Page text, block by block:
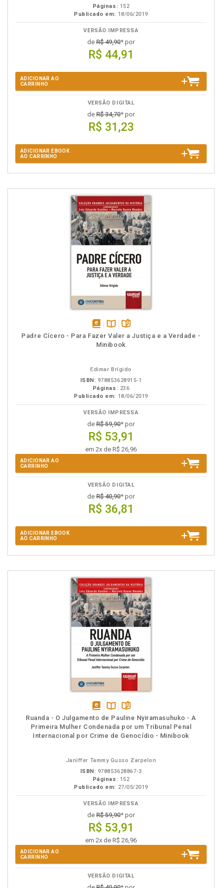
Páginas: 152
Publicado em: 18/06/2019
VERSÃO IMPRESSA
de R$ 49,90* por
R$ 44,91
ADICIONAR AO
CARRINHO
VERSÃO DIGITAL
de R$ 34,70* por
R$ 31,23
ADICIONAR EBOOK
AO CARRINHO
disponível
em
Disponível
na
páginas
Padre Cícero - Para Fazer Valer a Justiça e a Verdade -
Minibook
Edimar Brígido
ISBN: 978853628915-1
Páginas: 236
Publicado em: 18/06/2019
VERSÃO IMPRESSA
de R$ 59,90* por
R$ 53,91
em 2x de R$ 26,96
ADICIONAR AO
CARRINHO
VERSÃO DIGITAL
de R$ 40,90* por
R$ 36,81
ADICIONAR EBOOK
AO CARRINHO
disponível
em
eBook
Disponível
na
B.V.
páginas
Ruanda - O Julgamento de Pauline Nyiramasuhuko - A
Primeira Mulher Condenada por um Tribunal Penal
Internacional por Crime de Genocídio - Minibook
Janiffer Tammy Gusso Zarpelon
ISBN: 978853628867-3
Páginas: 152
Publicado em: 27/05/2019
VERSÃO IMPRESSA
de R$ 59,90* por
R$ 53,91
em 2x de R$ 26,96
ADICIONAR AO
CARRINHO
VERSÃO DIGITAL